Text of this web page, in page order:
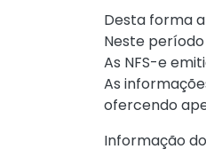
Desta forma
Neste
As NFS-e
As
ofercendo
Informação